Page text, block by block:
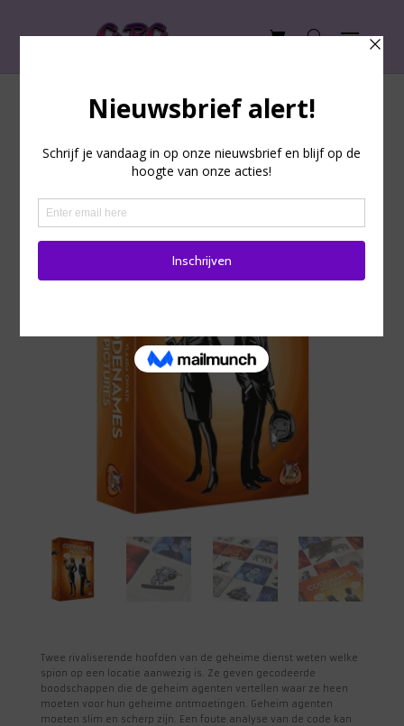
Codenames: Pictures
Twee rivaliserende hoofden van de geheime dienst weten welke
spion op een locatie aanwezig is. Ze geven gecodeerde
boodschappen die de geheim agenten vertellen waar ze heen
moeten voor hun geheime ontmoetingen. Geheim agenten
moeten slim en scherp zijn. Een foute analyse van de code kan